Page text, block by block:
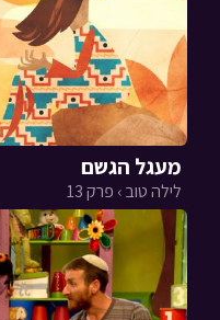
מעגל הגשם
לילה טוב › פרק 13